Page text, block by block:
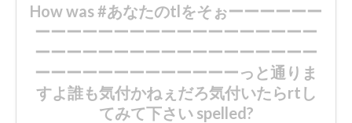
How was #あなたのtlをそぉーーーーーー
ーーーーーーーーーーーーーーーーーー
ーーーーーーーーーーーーーーーーーー
ーーーーーーーーーーーーーっと通りま
すよ誰も気付かねぇだろ気付いたらrtし
てみて下さい spelled?